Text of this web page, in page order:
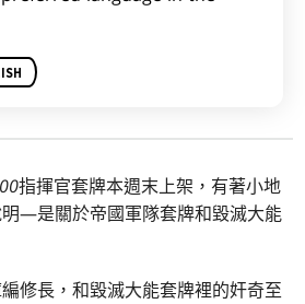
指揮官套牌本週末上架，有著小地
—是關於帝國軍隊套牌和毀滅大能
修長，和毀滅大能套牌裡的奸奇至